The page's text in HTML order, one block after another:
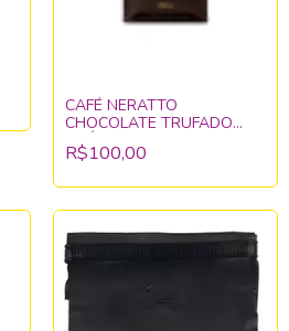
CAFÉ NERATTO
CHOCOLATE TRUFADO
MOÍDO 250g
R$100,00